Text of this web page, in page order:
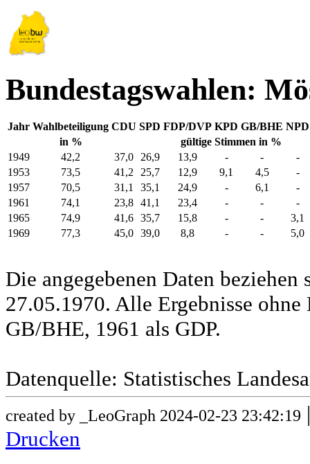
Bundestagswahlen:
Jahr Wahlbeteiligung CDU SPD FDP/DVP KPD GB/BHE NPD
in %
gültige Stimmen in %
1949
42,2 37,0 26,9 13,9 - -
-
1953
73,5 41,2 25,7 12,9 9,1 4,5
-
1957
70,5 31,1 35,1 24,9 - 6,1
-
1961
74,1 23,8 41,1 23,4 - -
-
1965
74,9 41,6 35,7 15,8 - -
3,1
1969
77,3 45,0 39,0 8,8 - - 5,0
Die angegebenen Daten
27.05.1970. Alle Ergebnisse
GB/BHE, 1961 als GDP.
Datenquelle: Statistisches
created by _LeoGraph 2024-02-23 23:42:19
Drucken